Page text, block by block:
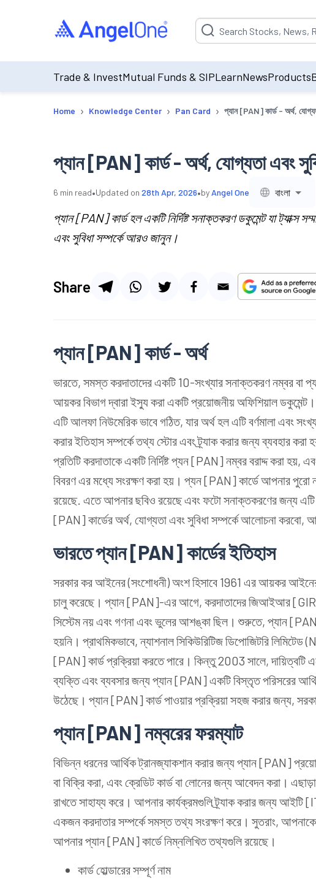
Suggestion will be
Trade & InvestMutual Funds & SIPLearnNewsProducts
Home › Knowledge Center › Pan Card › প্যান [PAN] কার্ড - অর্থ,
প্যান [PAN] কার্ড - অর্থ, যোগ্যতা এবং
6 min read•Updated on 28th Apr, 2026•by Angel One বাংলা
প্যান [PAN] কার্ড হল একটি নির্দিষ্ট সনাক্তকরণ ডকুমেন্ট যা ট্যাক্স
এবং সুবিধা সম্পর্কে আরও জানুন।
Share
প্যান [PAN] কার্ড - অর্থ
ভারতে, সমস্ত করদাতাদের একটি 10-সংখ্যার সনাক্তকরণ নম্বর
আয়কর বিভাগ দ্বারা ইস্যু করা একটি প্রয়োজনীয় অফিশিয়াল
এটি আলফা নিউমেরিক ভাবে গঠিত, যার অর্থ হল এটি বর্ণমালা এবং
করার ইতিহাস সম্পর্কে তথ্য স্টোর এবং ট্র্যাক করার জন্য ব্যবহার করা
প্রতিটি করদাতাকে একটি নির্দিষ্ট প্যন [PAN] নম্বর বরাদ্দ করা
বিবরণ এর মধ্যে সংরক্ষণ করা হয়। প্যন [PAN] কার্ডে আপনার পুরো
রয়েছে. এতে আপনার ছবিও রয়েছে এবং ফটো সনাক্তকরণের জন্য
[PAN] কার্ডের অর্থ, যোগ্যতা এবং সুবিধা সম্পর্কে আলোচনা করবো,
ভারতে প্যান [PAN] কার্ডের ইতিহাস
সরকার কর আইনের (সংশোধনী) অংশ হিসাবে 1961 এর আয়কর
চালু করেছে। প্যান [PAN]-এর আগে, করদাতাদের জিআইআর [GIR]
সিস্টেম নয় এবং গণনা এবং ভুলের আশঙ্কা ছিল। শুরুতে, প্যান
হয়নি। প্রাথমিকভাবে, ন্যাশনাল সিকিউরিটিজ ডিপোজিটরি
[PAN] কার্ড প্রক্রিয়া করতে পারে। কিন্তু 2003 সালে,
ব্যক্তি এবং ব্যবসার জন্য প্যান [PAN] একটি বিস্তৃত পরিসরের
উঠেছে। প্যান [PAN] কার্ড পাওয়ার প্রক্রিয়া সহজ করার জন্য,
প্যান [PAN] নম্বরের ফরম্যাট
বিভিন্ন ধরনের আর্থিক ট্রানজ্যাকশান করার জন্য প্যান [PAN]
বা বিক্রি করা, এবং ক্রেডিট কার্ড বা লোনের জন্য আবেদন করা।
রাখতে সাহায্য করে। আপনার কার্যক্রমগুলি ট্র্যাক করার জন্য
একজন করদাতার সম্পর্কে সমস্ত তথ্য সংরক্ষণ করে। সুতরাং,
আপনার প্যান [PAN] কার্ডে নিম্নলিখিত তথ্যগুলি রয়েছে।
কার্ড হোল্ডারের সম্পূর্ণ নাম